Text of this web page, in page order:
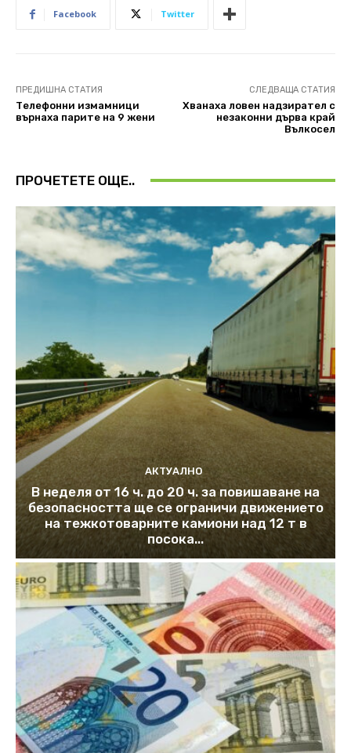
Facebook Twitter
ПРЕДИШНА СТАТИЯ
Телефонни измамници
върнаха парите на 9 жени
СЛЕДВАЩА СТАТИЯ
Хванаха ловен надзирател с
незаконни дърва край
Вълкосел
ПРОЧЕТЕТЕ ОЩЕ..
АКТУАЛНО
В неделя от 16 ч. до 20 ч. за повишаване на
безопасността ще се ограничи движението
на тежкотоварните камиони над 12 т в
посока...